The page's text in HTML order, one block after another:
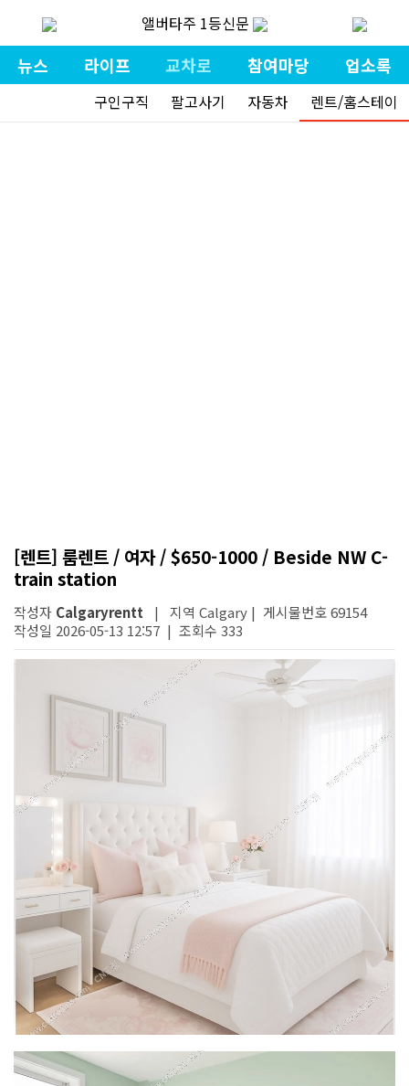
앨버타주 1등신문
뉴스 라이프 교차로 참여마당 업소록
구인구직 팔고사기 자동차 렌트/홈스테이
[렌트] 룸렌트 / 여자 / $650-1000 / Beside NW C-
train station
작성자 Calgaryrentt | 지역 Calgary | 게시물번호 69154
작성일 2026-05-13 12:57 | 조회수 333